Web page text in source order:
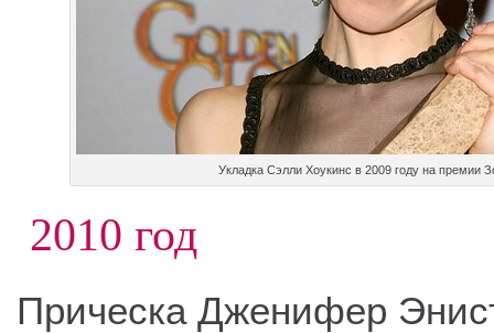
Укладка Сэлли Хоукинс в 2009 году на премии
2010 год
Прическа Дженифер